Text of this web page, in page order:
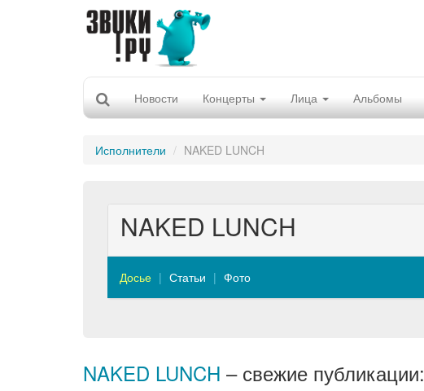
Новости Концерты Лица Альбомы
Исполнители NAKED LUNCH
NAKED LUNCH
Досье Статьи Фото
NAKED LUNCH – свежие публикации: